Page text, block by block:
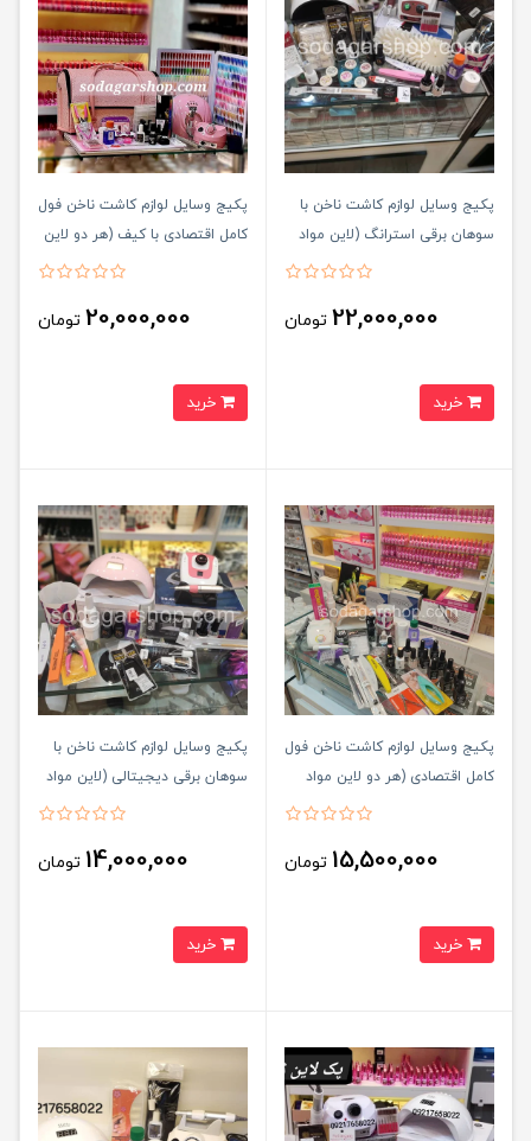
پکیج وسایل لوازم کاشت ناخن با
سوهان برقی استرانگ (لاین مواد
22,000,000 تومان
پکیج وسایل لوازم کاشت ناخن فول
کامل اقتصادی با کیف (هر دو لاین
مواد مصرفی پودر و ژل دارد)
20,000,000 تومان
پکیج وسایل لوازم کاشت ناخن فول
کامل اقتصادی (هر دو لاین مواد
مصرفی پودر و ژل دارد)
15,500,000 تومان
پکیج وسایل لوازم کاشت ناخن با
سوهان برقی دیجیتالی (لاین مواد
14,000,000 تومان